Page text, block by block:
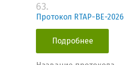
63.
Протокол RTAP-BE-2026
Подробнее